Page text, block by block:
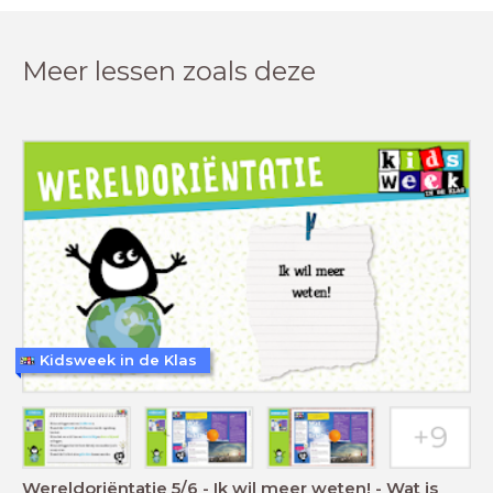
Meer lessen zoals deze
Wereldoriëntatie 5/6 - Ik wil meer weten! - Wat is
Kidsweek in de Klas